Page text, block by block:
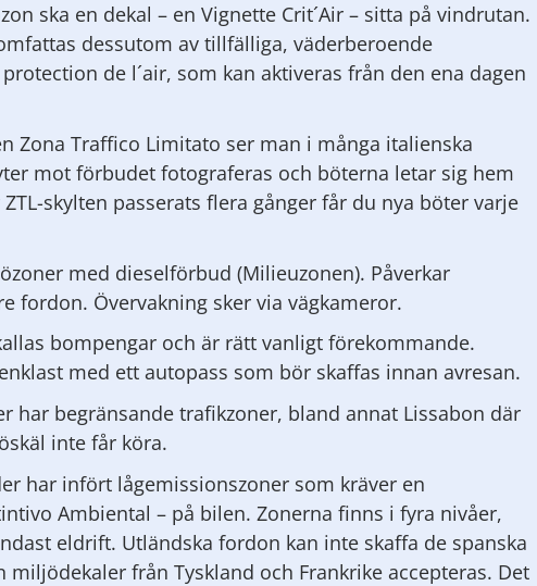
ska en dekal – en Vignette Crit´Air – sitta på vindrutan.
dessutom av tillfälliga, väderberoende
de l´air, som kan aktiveras från den ena dagen
Zona Traffico Limitato ser man i många italienska
mot förbudet fotograferas och böterna letar sig hem
skylten passerats flera gånger får du nya böter varje
med dieselförbud (Milieuzonen). Påverkar
fordon. Övervakning sker via vägkameror.
bompengar och är rätt vanligt förekommande.
med ett autopass som bör skaffas innan avresan.
har begränsande trafikzoner, bland annat Lissabon där
inte får köra.
har infört lågemissionszoner som kräver en
Ambiental – på bilen. Zonerna finns i fyra nivåer,
eldrift. Utländska fordon kan inte skaffa de spanska
från Tyskland och Frankrike accepteras. Det